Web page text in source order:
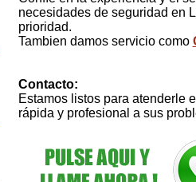
necesidades de seguridad en
prioridad.
Tambien damos servicio como
Contacto:
Estamos listos para atenderle
rápida y profesional a sus